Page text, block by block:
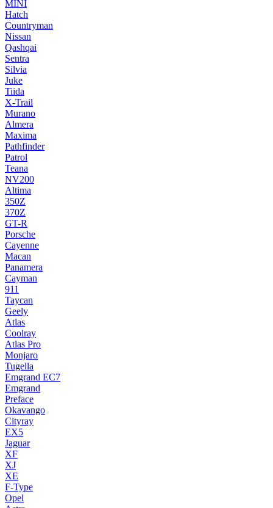
MINI
Hatch
Countryman
Nissan
Qashqai
Sentra
Silvia
Juke
Tiida
X-Trail
Murano
Almera
Maxima
Pathfinder
Patrol
Teana
NV200
Altima
350Z
370Z
GT-R
Porsche
Cayenne
Macan
Panamera
Cayman
911
Taycan
Geely
Atlas
Coolray
Atlas Pro
Monjaro
Tugella
Emgrand EC7
Emgrand
Preface
Okavango
Cityray
EX5
Jaguar
XF
XJ
XE
F-Type
Opel